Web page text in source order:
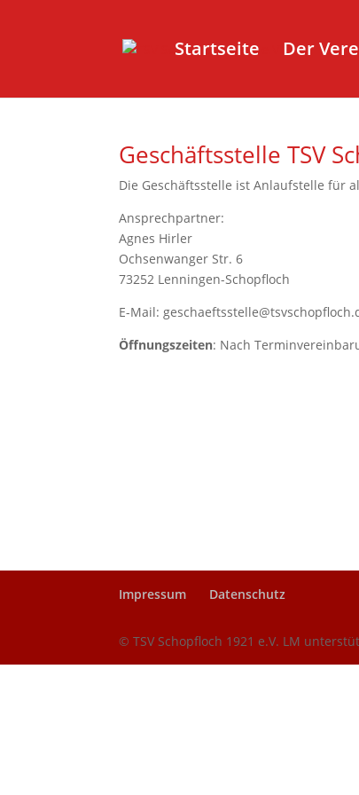
Startseite Der
Geschäftsstelle TSV
Die Geschäftsstelle ist Anlaufstelle für
Ansprechpartner:
Agnes Hirler
Ochsenwanger Str. 6
73252 Lenningen-Schopfloch
E-Mail: geschaeftsstelle@tsvschopfloch.
Öffnungszeiten: Nach
Impressum Datenschutz
© TSV Schopfloch 1921 e.V. LM